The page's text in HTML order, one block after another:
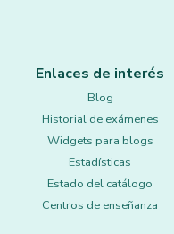
Enlaces de interés
Blog
Historial de exámenes
Widgets para blogs
Estadísticas
Estado del catálogo
Centros de enseñanza